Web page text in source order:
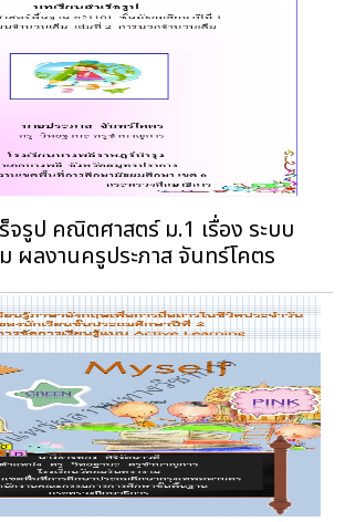
จรูป คณิตศาสตร์ ม.1 เรื่อง ระบบ
ผลงานครูประภาส จันทร์โคตร